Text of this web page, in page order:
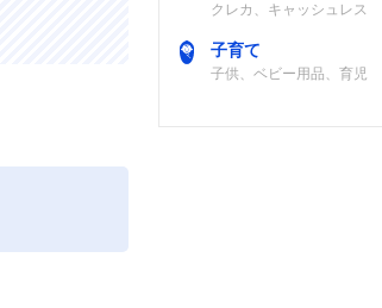
クレカ、キャッシュレス
子育て
子供、ベビー用品、育児